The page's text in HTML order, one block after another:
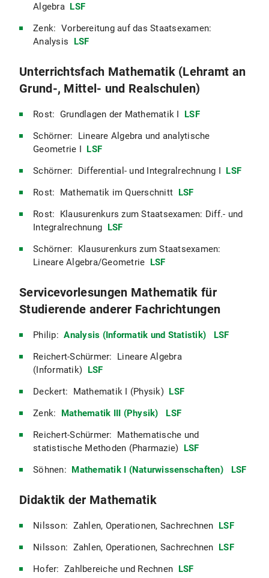
Algebra LSF
Zenk: Vorbereitung auf das Staatsexamen:
Analysis LSF
Unterrichtsfach Mathematik (Lehramt an
Grund-, Mittel- und Realschulen)
Rost: Grundlagen der Mathematik I LSF
Schörner: Lineare Algebra und analytische
Geometrie I LSF
Schörner: Differential- und Integralrechnung I LSF
Rost: Mathematik im Querschnitt LSF
Rost: Klausurenkurs zum Staatsexamen: Diff.- und
Integralrechnung LSF
Schörner: Klausurenkurs zum Staatsexamen:
Lineare Algebra/Geometrie LSF
Servicevorlesungen Mathematik für
Studierende anderer Fachrichtungen
Philip:Analysis (Informatik und Statistik)
LSF
Reichert-Schürmer: Lineare Algebra
(Informatik) LSF
Deckert: Mathematik I (Physik) LSF
Zenk: Mathematik III (Physik)
LSF
Reichert-Schürmer: Mathematische und
statistische Methoden (Pharmazie) LSF
Söhnen: Mathematik I (Naturwissenschaften) LSF
Didaktik der Mathematik
Nilsson: Zahlen, Operationen, Sachrechnen LSF
Nilsson: Zahlen, Operationen, Sachrechnen LSF
Hofer: Zahlbereiche und Rechnen LSF